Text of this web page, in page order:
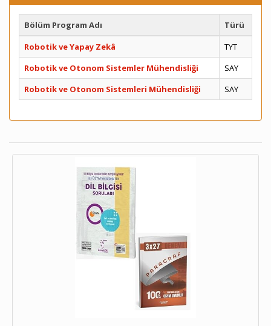
Bölüm Program Adı
Türü
Robotik ve Yapay Zekâ
TYT
Robotik ve Otonom Sistemler Mühendisliği
SAY
Robotik ve Otonom Sistemleri Mühendisliği
SAY